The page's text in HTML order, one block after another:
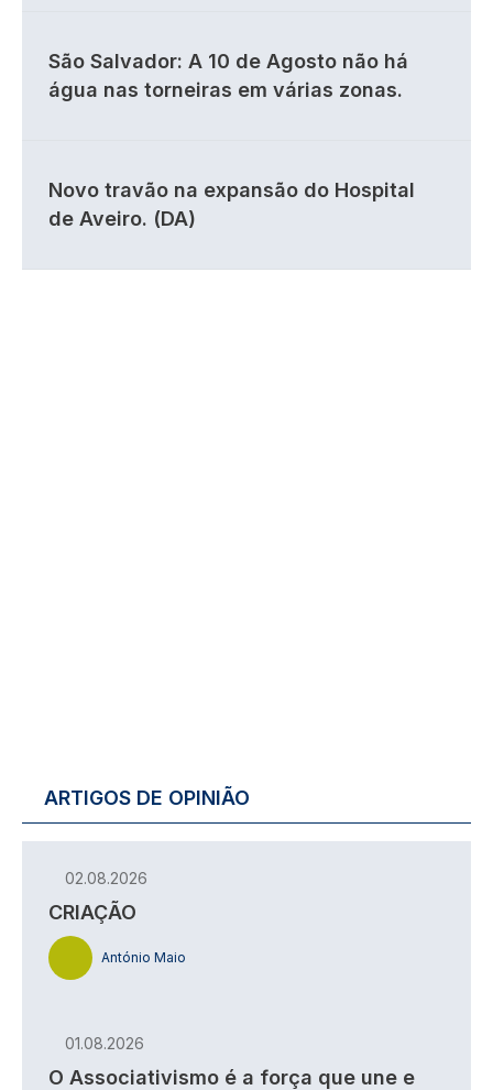
São Salvador: A 10 de Agosto não há
água nas torneiras em várias zonas.
Novo travão na expansão do Hospital
de Aveiro. (DA)
ARTIGOS DE OPINIÃO
02.08.2026
CRIAÇÃO
António Maio
01.08.2026
O Associativismo é a força que une e